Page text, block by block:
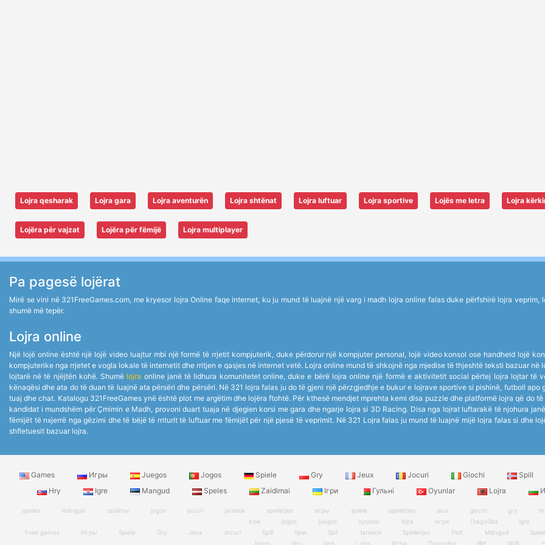
Lojra qesharak Lojra gara Lojra aventurën Lojra shtënat Lojra luftuar Lojra sportive Lojës me letra Lojra
Lojëra për vajzat Lojëra për fëmijë Lojra multiplayer
Pa pagesë lojërat
Mirë se vini në 321FreeGames.com, me kryesor lojra Online faqe internet, ku ju mund të luajnë një varg i madh lojra online falas duke përfshirë lojra
shumë më tepër.
Lojra online
Një lojë online është një lojë video luajtur mbi një formë të rrjetit kompjuterik, duke përdorur një kompjuter personal, lojë video konsol ose handheld lojë
kompjuterike nga rrjetet e vogla lokale të internetit dhe rritjen e qasjes në internet vetë. Lojra online mund të shkojnë nga mjedise të thjeshtë teksti bazuar
lojtarë në të njëjtën kohë. Shumë lojra online janë të lidhura komunitetet online, duke e bërë lojra online një formë e aktivitetit social përtej lojra lojtar
kënaqësi dhe ata do të duan të luajnë ata përsëri dhe përsëri. Në 321 lojra falas ju do të gjeni një përzgjedhje e bukur e lojrave sportive si pishinë, futboll
tuaj dhe chat. Katalogu 321FreeGames ynë është plot me argëtim dhe lojëra ftohtë. Për kthesë mendjet mprehta kemi disa puzzle dhe platformë lojra që do
kandidat i mundshëm për Çmimin e Madh, provoni duart tuaja në djegien korsi me gara dhe ngarje lojra si 3D Racing. Disa nga lojrat luftarakë të njohura
fëmijët të nxjerrë nga gëzimi dhe të bëjë të rriturit të luftuar me fëmijët për një pjesë të veprimit. Në 321 Lojra falas ju mund të luajnë mijë lojra falas si dhe
shfletuesit bazuar lojra.
Games Игры Juegos Jogos Spiele Gry Jeux Jocuri Giochi Spill
Hry
Igre Mangud Speles Zaidimai Ігри Гульні Oyunlar Lojra
speles mängud zaidimai jogos jocuri jatekok spelletjes игры spiele spelletjes jeux giochi gry
ігри
jogos juegos oyunlar lojra игри Παιχνίδια igre
Free games
Игры Spiele Gry Jeux Jocuri Spill Spel Spil Jatekok Spelletjes Pelit Mängud
Jogos
Hry Igre Lojra Игри Παιχνίδια खेल 游戏